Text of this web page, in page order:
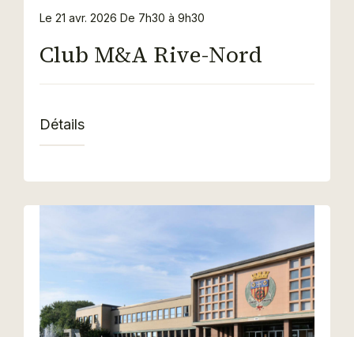
Club M&A Rive-Nord
Le 21 avr. 2026 De 7h30 à 9h30
Détails